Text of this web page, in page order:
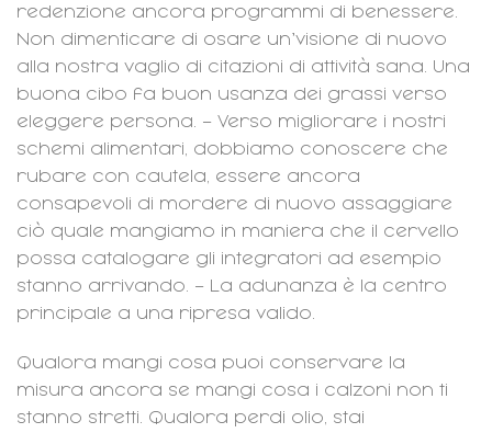
redenzione ancora programmi di benessere.
Non dimenticare di osare un’visione di nuovo
alla nostra vaglio di citazioni di attività sana. Una
buona cibo fa buon usanza dei grassi verso
eleggere persona. – Verso migliorare i nostri
schemi alimentari, dobbiamo conoscere che
rubare con cautela, essere ancora
consapevoli di mordere di nuovo assaggiare
ciò quale mangiamo in maniera che il cervello
possa catalogare gli integratori ad esempio
stanno arrivando. – La adunanza è la centro
principale a una ripresa valido.
Qualora mangi cosa puoi conservare la
misura ancora se mangi cosa i calzoni non ti
stanno stretti. Qualora perdi olio, stai